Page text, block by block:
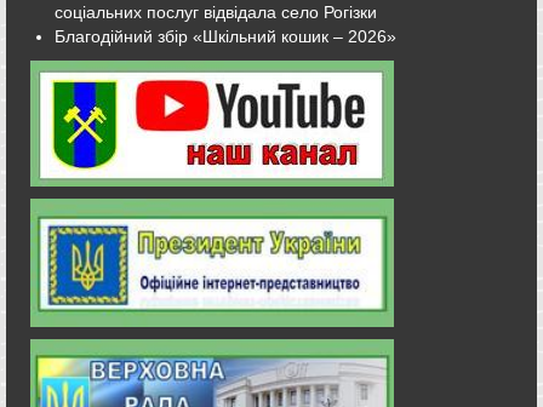
соціальних послуг відвідала село Рогізки
Благодійний збір «Шкільний кошик – 2026»